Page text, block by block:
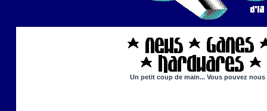
Un petit coup de main... Vous pouvez